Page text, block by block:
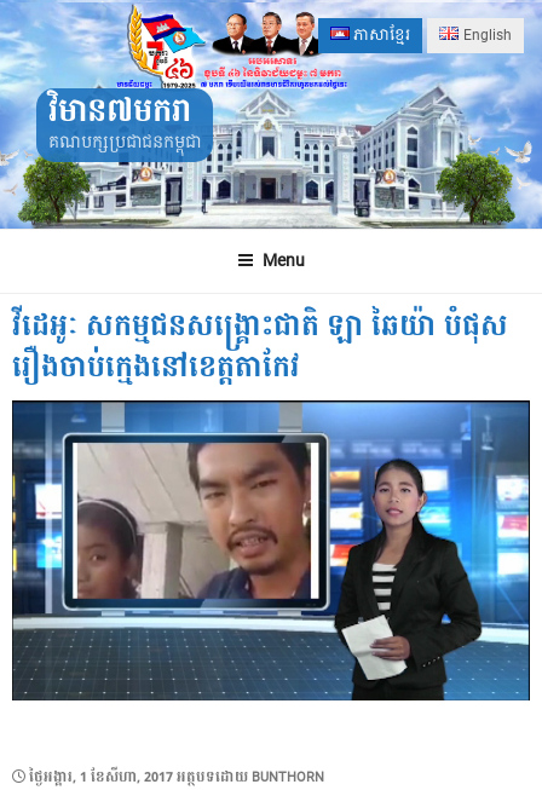
Skip
to
content
ភាសាខ្មែរ English
វិមាន៧មករា
គណបក្សប្រជាជនកម្ពុជា
Menu
វីដេអូៈ សកម្មជនសង្គ្រោះជាតិ ឡា ឆៃយ៉ា បំផុស
រឿងចាប់ក្មេងនៅខេត្តតាកែវ
POSTED
ថ្ងៃ​អង្គារ, 1 ខែ​សីហា, 2017អត្ថបទដោយ BUNTHORN